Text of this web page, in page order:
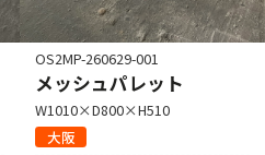
OS2MP-260629-001
メッシュパレット
W1010×D800×H510
大阪